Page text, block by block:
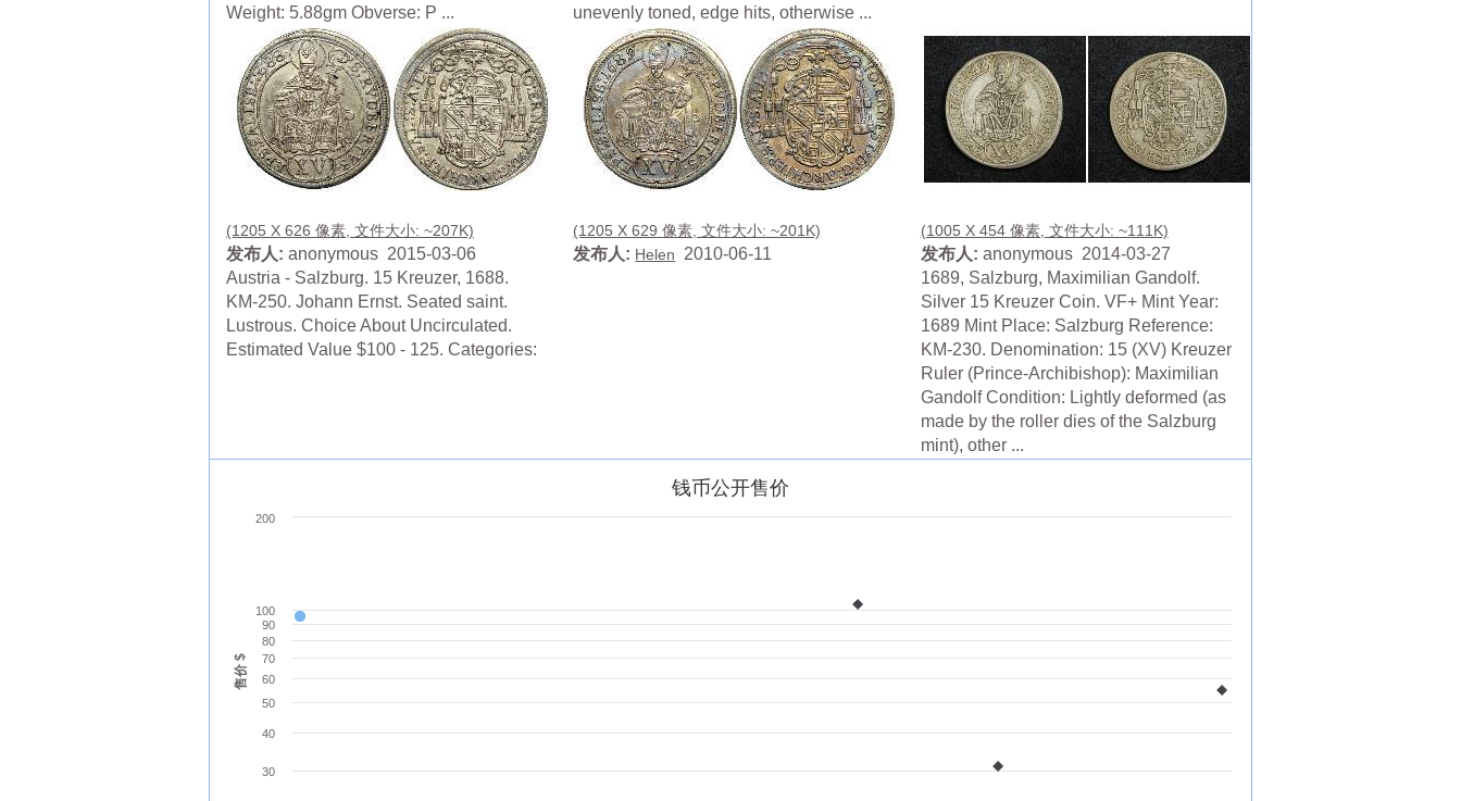
Weight: 5.88gm Obverse: P ...
unevenly toned, edge hits, otherwise ...
(1205 X 626 像素, 文件大小: ~207K)
发布人: anonymous 2015-03-06
Austria - Salzburg. 15 Kreuzer, 1688.
KM-250. Johann Ernst. Seated saint.
Lustrous. Choice About Uncirculated.
Estimated Value $100 - 125. Categories:
(1205 X 629 像素, 文件大小: ~201K)
发布人: Helen 2010-06-11
(1005 X 454 像素, 文件大小: ~111K)
发布人: anonymous 2014-03-27
1689, Salzburg, Maximilian Gandolf.
Silver 15 Kreuzer Coin. VF+ Mint Year:
1689 Mint Place: Salzburg Reference:
KM-230. Denomination: 15 (XV) Kreuzer
Ruler (Prince-Archibishop): Maximilian
Gandolf Condition: Lightly deformed (as
made by the roller dies of the Salzburg
mint), other ...